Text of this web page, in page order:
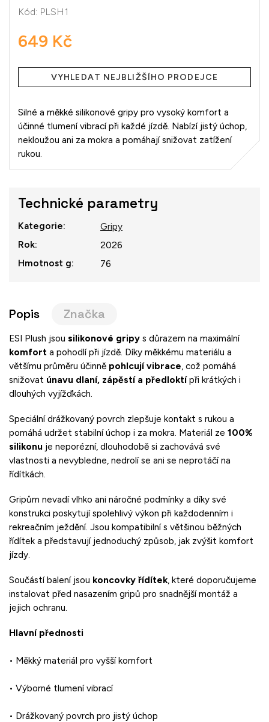
Kód: PLSH1
649 Kč
cena:
VYHLEDAT NEJBLIŽŠÍHO PRODEJCE
Silné a měkké silikonové gripy pro vysoký komfort a
účinné tlumení vibrací při každé jízdě. Nabízí jistý úchop,
nekloužou ani za mokra a pomáhají snižovat zatížení
rukou.
Technické parametry
Kategorie:
Gripy
Rok:
2026
Hmotnost g: 76
Popis Značka
ESI Plush jsou silikonové gripy s důrazem na maximální
komfort a pohodlípři jízdě. Díky měkkému materiálu a
většímu průměru účinně pohlcujívibrace což pomáhá
snižovat únavu dlaní, zápěstí a předloktí při krátkých i
dlouhých vyjížďkách.
Speciálnídrážkovaný povrch zlepšuje kontakt s rukou a
pomáhá udržet stabilníúchop i za mokra. Materiál ze 100%
silikonu je neporézní, dlouhodobě si zachovává své
vlastnosti a nevybledne, nedrolíse ani se neprotáčína
řídítkách.
Gripům nevadívlhko ani náročné podmínky a díky své
konstrukci poskytujíspolehlivý výkon při každodenním i
rekreačním ježdění. Jsou kompatibilnís většinou běžných
řídítek a představují jednoduchý způsob, jak zvýšit komfort
jízdy.
Součástíbalení jsou koncovky řídítek které doporučujeme
instalovat před nasazením gripů pro snadnějšímontáž a
jejich ochranu.
Hlavní přednosti
• Měkký materiál pro vyššíkomfort
• Výborné tlumenívibrací
• Drážkovaný povrch pro jistý úchop